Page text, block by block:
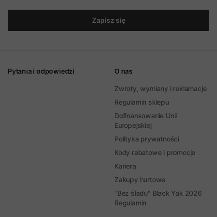
Zapisz się
Pytania i odpowiedzi O nas
Zwroty, wymiany i reklamacje
Regulamin sklepu
Dofinansowanie Unii
Europejskiej
Polityka prywatności
Kody rabatowe i promocje
Kariera
Zakupy hurtowe
"Bez śladu" Black Yak 2026
Regulamin